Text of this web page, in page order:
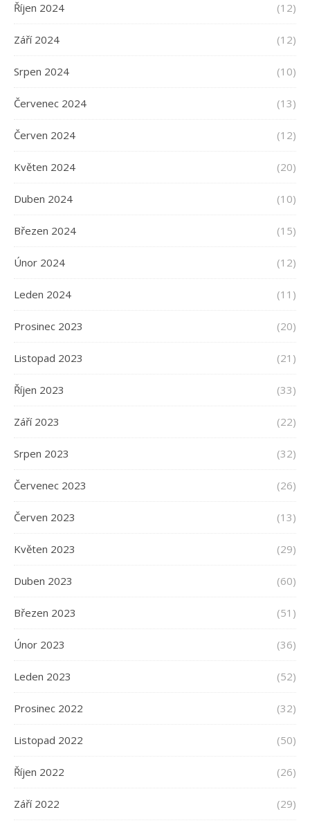
Říjen 2024 (12)
Září 2024 (12)
Srpen 2024 (10)
Červenec 2024 (13)
Červen 2024 (12)
Květen 2024 (20)
Duben 2024 (10)
Březen 2024 (15)
Únor 2024 (12)
Leden 2024 (11)
Prosinec 2023 (20)
Listopad 2023 (21)
Říjen 2023 (33)
Září 2023 (22)
Srpen 2023 (32)
Červenec 2023 (26)
Červen 2023 (13)
Květen 2023 (29)
Duben 2023 (60)
Březen 2023 (51)
Únor 2023 (36)
Leden 2023 (52)
Prosinec 2022 (32)
Listopad 2022 (50)
Říjen 2022 (26)
Září 2022 (29)